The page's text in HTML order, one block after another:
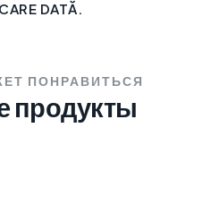
DATĂ.
ПОНРАВИТЬСЯ
продукты